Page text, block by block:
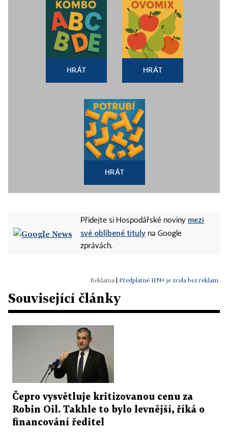
HRÁT HRÁT
HRÁT
Přidejte si Hospodářské noviny mezi
své oblíbené tituly na Google
zprávách.
Předplatné HN+ je zcela bez reklam.
Související články
Čepro vysvětluje kritizovanou cenu za
Robin Oil. Takhle to bylo levnější, říká o
financování ředitel